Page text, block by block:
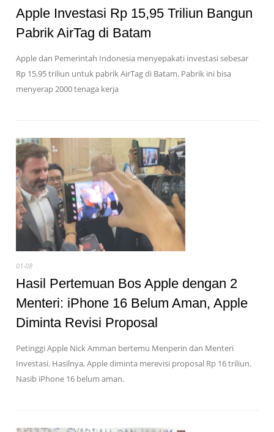
Apple Investasi Rp 15,95 Triliun Bangun
Pabrik AirTag di Batam
Apple dan Pemerintah Indonesia menyepakati investasi sebesar
Rp 15,95 triliun untuk pabrik AirTag di Batam. Pabrik ini bisa
menyerap 2000 tenaga kerja
01-08
Hasil Pertemuan Bos Apple dengan 2
Menteri: iPhone 16 Belum Aman, Apple
Diminta Revisi Proposal
Petinggi Apple Nick Amman bertemu Menperin dan Menteri
Investasi. Hasilnya, Apple diminta merevisi proposal Rp 16 triliun.
Nasib iPhone 16 belum aman.